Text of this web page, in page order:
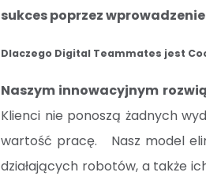
sukces poprzez
Dlaczego Digital Teammates jest
Naszym innowacyjnym
Klienci nie ponoszą żadnych
wartość pracę. Nasz model
działających robotów, a także